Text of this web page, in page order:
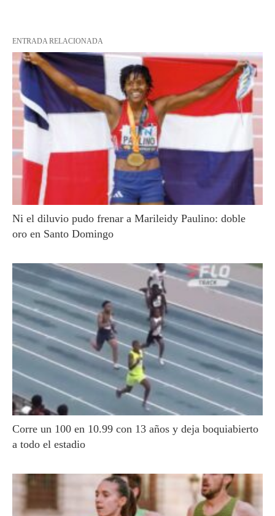
ENTRADA RELACIONADA
Ni el diluvio pudo frenar a Marileidy Paulino: doble
oro en Santo Domingo
Corre un 100 en 10.99 con 13 años y deja boquiabierto
a todo el estadio